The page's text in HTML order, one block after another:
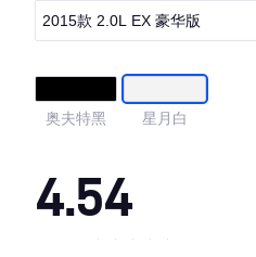
2015款 2.0L EX 豪华版
奥夫特黑 星月白
4.54